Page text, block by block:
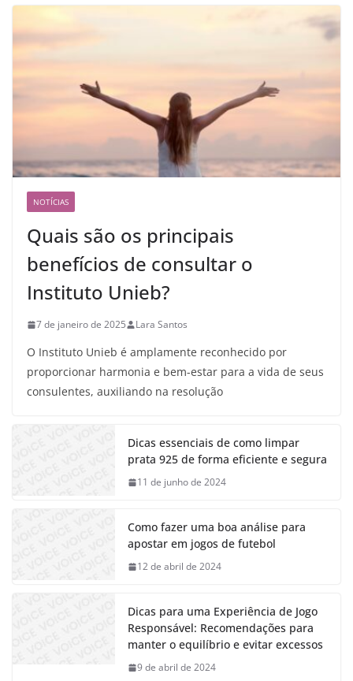
NOTÍCIAS
Quais são os principais
benefícios de consultar o
Instituto Unieb?
7 de janeiro de 2025 Lara Santos
O Instituto Unieb é amplamente reconhecido por
proporcionar harmonia e bem-estar para a vida de seus
consulentes, auxiliando na resolução
Dicas essenciais de como limpar
prata 925 de forma eficiente e segura
11 de junho de 2024
Como fazer uma boa análise para
apostar em jogos de futebol
12 de abril de 2024
Dicas para uma Experiência de Jogo
Responsável: Recomendações para
manter o equilíbrio e evitar excessos
9 de abril de 2024